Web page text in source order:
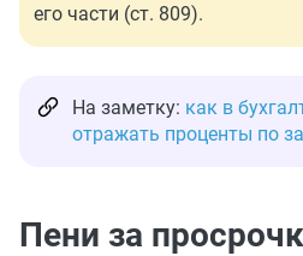
его части (ст. 809).
На заметку: как в
отражать проценты по
Пени за